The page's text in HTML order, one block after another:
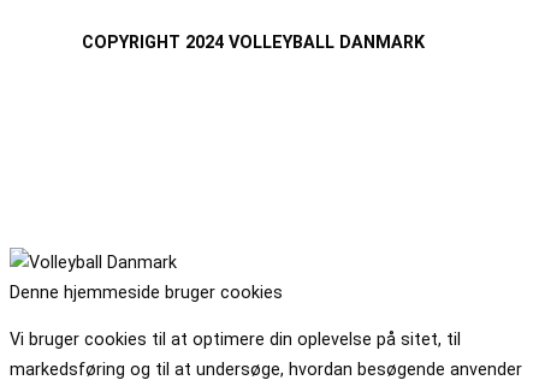
COPYRIGHT 2024 VOLLEYBALL DANMARK
Denne hjemmeside bruger cookies
Vi bruger cookies til at optimere din oplevelse på sitet, til
markedsføring og til at undersøge, hvordan besøgende anvender